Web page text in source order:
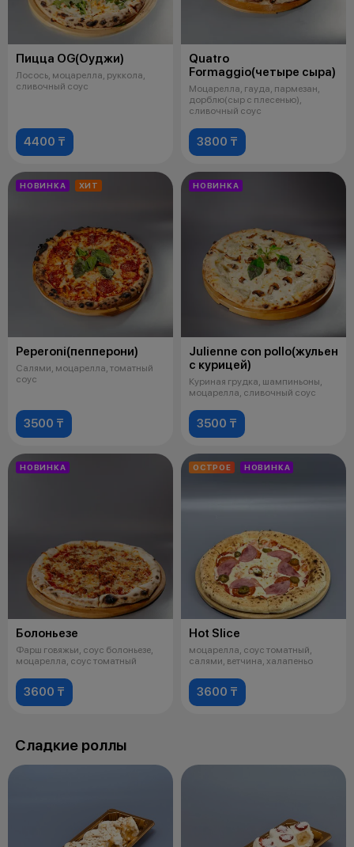
Пицца OG(Оуджи)
Лосось, моцарелла, руккола,
сливочный соус
4400 ₸
Quatro
Formaggio(четыре сыра)
Моцарелла, гауда, пармезан,
дорблю(сыр с плесенью),
сливочный соус
3800 ₸
НОВИНКА ХИТ
Peperoni(пепперони)
Салями, моцарелла, томатный
соус
3500 ₸
НОВИНКА
Julienne con pollo(жульен
с курицей)
Куриная грудка, шампиньоны,
моцарелла, сливочный соус
3500 ₸
НОВИНКА
Болоньезе
Фарш говяжьи, соус болоньезе,
моцарелла, соус томатный
3600 ₸
ОСТРОЕ НОВИНКА
Hot Slice
моцарелла, соус томатный,
салями, ветчина, халапеньо
3600 ₸
Сладкие роллы